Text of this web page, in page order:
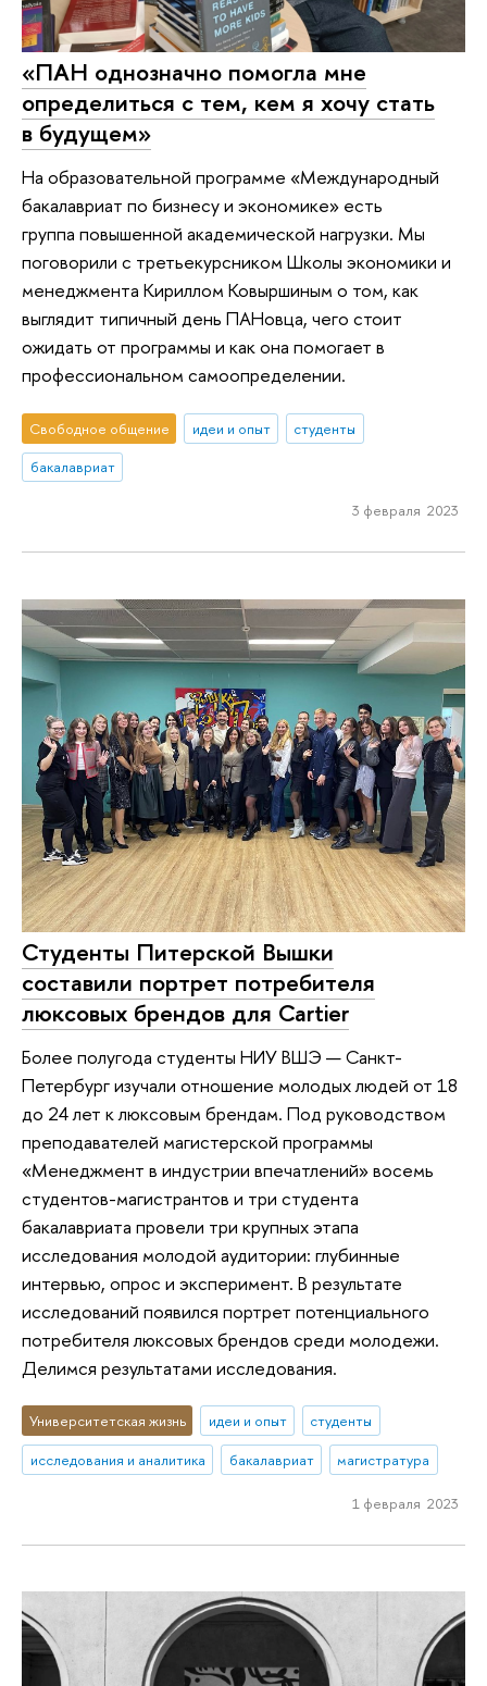
«ПАН однозначно помогла мне
определиться с тем, кем я хочу стать
в будущем»
На образовательной программе «Международный
бакалавриат по бизнесу и экономике» есть
группа повышенной академической нагрузки. Мы
поговорили с третьекурсником Школы экономики и
менеджмента Кириллом Ковыршиным о том, как
выглядит типичный день ПАНовца, чего стоит
ожидать от программы и как она помогает в
профессиональном самоопределении.
Свободное общение идеи и опыт
студенты
бакалавриат
3 февраля 2023
Студенты Питерской Вышки
составили портрет потребителя
люксовых брендов для Cartier
Более полугода студенты НИУ ВШЭ — Санкт-
Петербург изучали отношение молодых людей от 18
до 24 лет к люксовым брендам. Под руководством
преподавателей магистерской программы
«Менеджмент в индустрии впечатлений» восемь
студентов-магистрантов и три студента
бакалавриата провели три крупных этапа
исследования молодой аудитории: глубинные
интервью, опрос и эксперимент. В результате
исследований появился портрет потенциального
потребителя люксовых брендов среди молодежи.
Делимся результатами исследования.
Университетская жизнь идеи и опыт
студенты
исследования и аналитика
бакалавриат магистратура
1 февраля 2023